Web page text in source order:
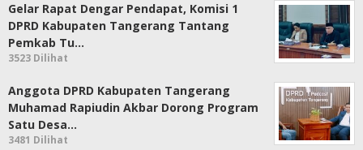
Gelar Rapat Dengar Pendapat, Komisi 1
DPRD Kabupaten Tangerang Tantang
Pemkab Tu…
3523 Dilihat
Anggota DPRD Kabupaten Tangerang
Muhamad Rapiudin Akbar Dorong Program
Satu Desa…
3481 Dilihat